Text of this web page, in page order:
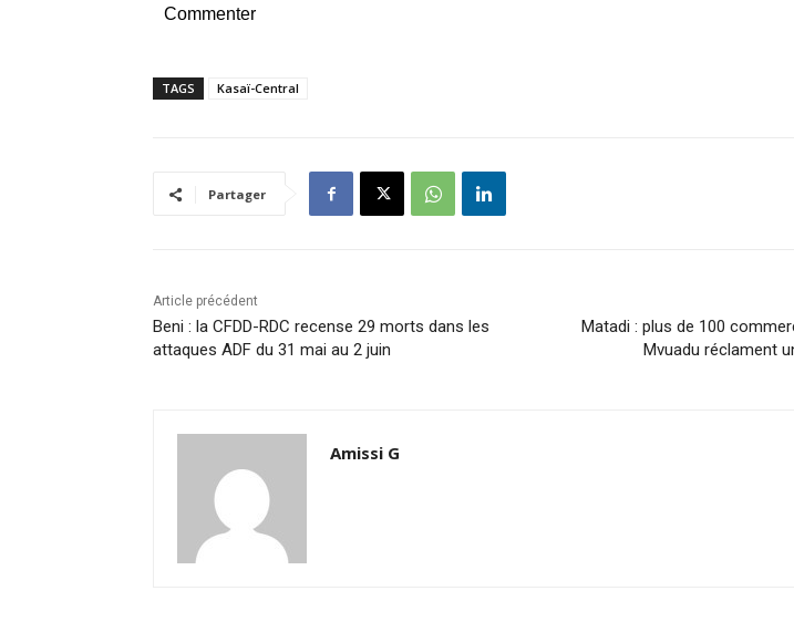
Commenter
TAGS Kasaï-Central
Partager
Article précédent
Beni : la CFDD-RDC recense 29 morts dans les
attaques ADF du 31 mai au 2 juin
Matadi : plus de 100
Mvuadu réclament
Amissi G